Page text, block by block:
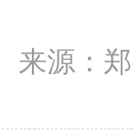
来源：